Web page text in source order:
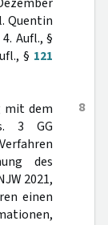
Quentin
Aufl., §
§ 121
8
mit dem
3 GG
des
2021,
einen